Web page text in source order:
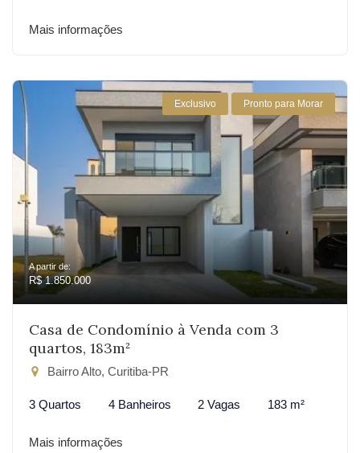
Mais informações
Exclusivo Pronto para Morar
A partir de:
R$ 1.850.000
Casa de Condomínio à Venda com 3
quartos, 183m²
Bairro Alto, Curitiba-PR
3 Quartos 4 Banheiros 2 Vagas 183 m²
Mais informações